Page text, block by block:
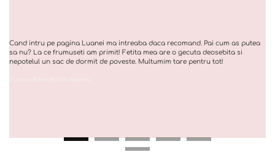
Cand intru pe pagina Luanei ma intreaba daca recomand. Pai cum as putea
sa nu? La ce frumuseti am primit! Fetita mea are o gecuta deosebita si
nepotelul un sac de dormit de poveste. Multumim tare pentru tot!